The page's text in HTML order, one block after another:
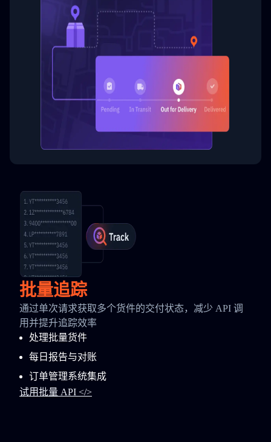
批量追踪
通过单次请求获取多个货件的交付状态，减少 API 调
用并提升追踪效率
处理批量货件
每日报告与对账
订单管理系统集成
试用批量 API </>